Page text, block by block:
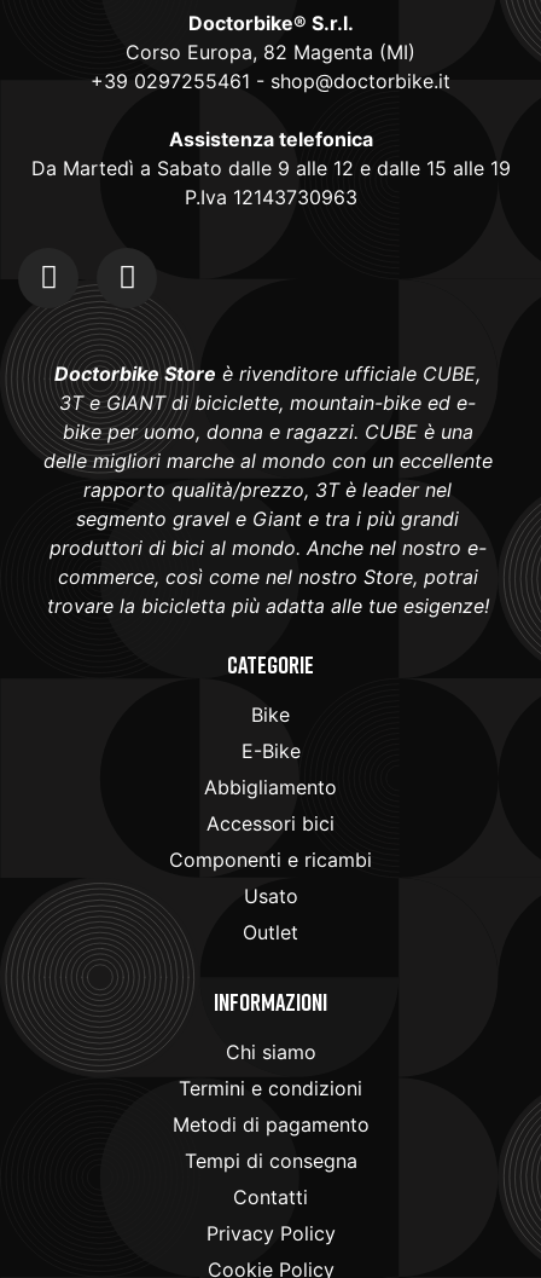
Doctorbike® S.r.l.
Corso Europa, 82 Magenta (MI)
+39 0297255461 - shop@doctorbike.it
Assistenza telefonica
Da Martedì a Sabato dalle 9 alle 12 e dalle 15 alle 19
P.Iva 12143730963
Doctorbike Store è rivenditore ufficiale CUBE,
3T e GIANT di biciclette, mountain-bike ed e-
bike per uomo, donna e ragazzi. CUBE è una
delle migliori marche al mondo con un eccellente
rapporto qualità/prezzo, 3T è leader nel
segmento gravel e Giant e tra i più grandi
produttori di bici al mondo. Anche nel nostro e-
commerce, così come nel nostro Store, potrai
trovare la bicicletta più adatta alle tue esigenze!
Categorie
Bike
E-Bike
Abbigliamento
Accessori bici
Componenti e ricambi
Usato
Outlet
Informazioni
Chi siamo
Termini e condizioni
Metodi di pagamento
Tempi di consegna
Contatti
Privacy Policy
Cookie Policy